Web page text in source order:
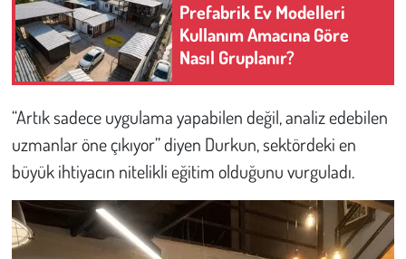
Prefabrik Ev Modelleri
Kullanım Amacına Göre
Nasıl Gruplanır?
“Artık sadece uygulama yapabilen değil, analiz edebilen
uzmanlar öne çıkıyor” diyen Durkun, sektördeki en
büyük ihtiyacın nitelikli eğitim olduğunu vurguladı.